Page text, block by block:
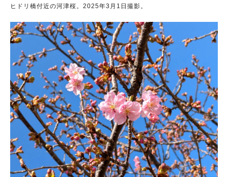
ヒドリ橋付近の河津桜。2025年3月1日撮影。